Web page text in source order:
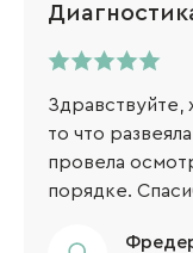
Здравствуйте,
то что
провела
порядке.